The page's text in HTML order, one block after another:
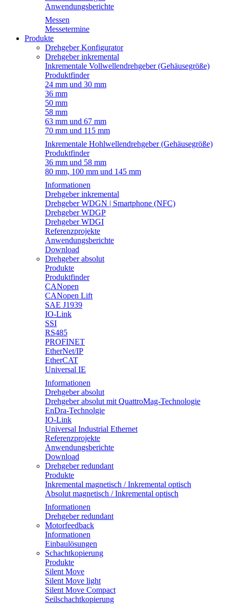
Anwendungsberichte
Messen
Messetermine
Produkte
Drehgeber Konfigurator
Drehgeber inkremental
Inkrementale Vollwellendrehgeber (Gehäusegröße)
Produktfinder
24 mm und 30 mm
36 mm
50 mm
58 mm
63 mm und 67 mm
70 mm und 115 mm
Inkrementale Hohlwellendrehgeber (Gehäusegröße)
Produktfinder
36 mm und 58 mm
80 mm, 100 mm und 145 mm
Informationen
Drehgeber inkremental
Drehgeber WDGN | Smartphone (NFC)
Drehgeber WDGP
Drehgeber WDGI
Referenzprojekte
Anwendungsberichte
Download
Drehgeber absolut
Produkte
Produktfinder
CANopen
CANopen Lift
SAE J1939
IO-Link
SSI
RS485
PROFINET
EtherNet/IP
EtherCAT
Universal IE
Informationen
Drehgeber absolut
Drehgeber absolut mit QuattroMag-Technologie
EnDra-Technolgie
IO-Link
Universal Industrial Ethernet
Referenzprojekte
Anwendungsberichte
Download
Drehgeber redundant
Produkte
Inkremental magnetisch / Inkremental optisch
Absolut magnetisch / Inkremental optisch
Informationen
Drehgeber redundant
Motorfeedback
Informationen
Einbaulösungen
Schachtkopierung
Produkte
Silent Move
Silent Move light
Silent Move Compact
Seilschachtkopierung